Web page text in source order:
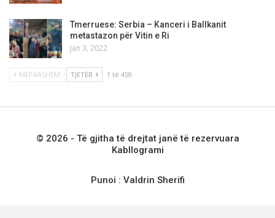
Tmerruese: Serbia – Kanceri i Ballkanit
metastazon për Vitin e Ri
Jan 3, 2022
MËPARSHËM TJETËR 1 të 459
© 2026 - Të gjitha të drejtat janë të rezervuara
Kabllogrami
Punoi : Valdrin Sherifi